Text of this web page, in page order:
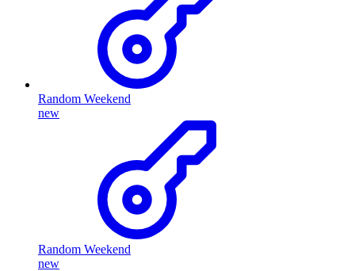
Random Weekend
new
Random Weekend
new